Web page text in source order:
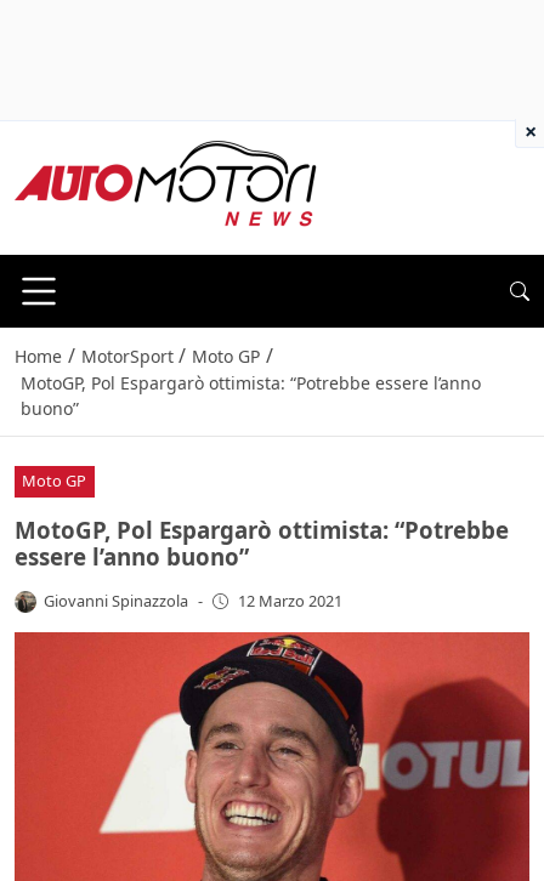
Home / MotorSport / Moto GP /
MotoGP, Pol Espargarò ottimista: “Potrebbe essere l’anno
buono”
Moto GP
MotoGP, Pol Espargarò ottimista: “Potrebbe
essere l’anno buono”
Giovanni Spinazzola - 12 Marzo 2021
×